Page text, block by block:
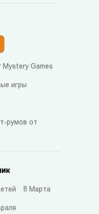
Mystery Games
игры
румов от
8 Марта